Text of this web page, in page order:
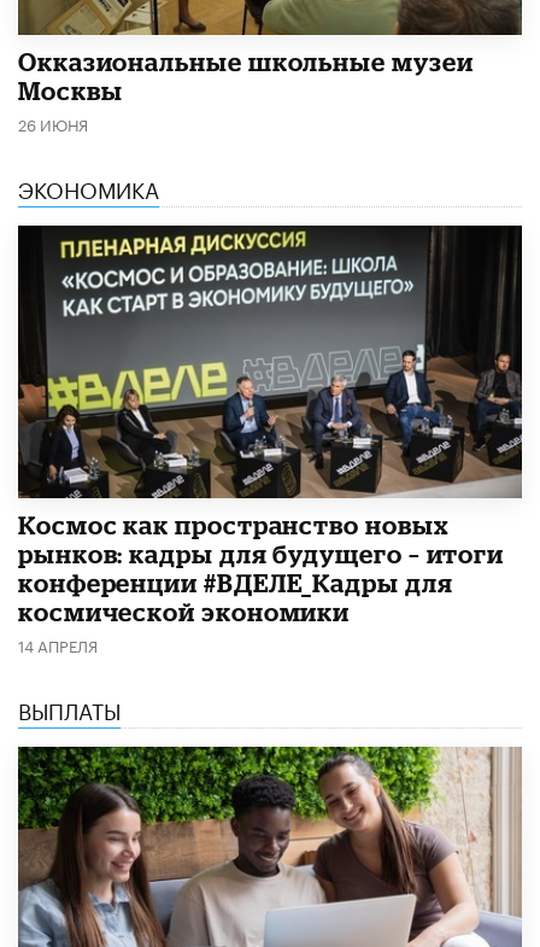
​Окказиональные школьные музеи
Москвы
26 ИЮНЯ
ЭКОНОМИКА
Космос как пространство новых
рынков: кадры для будущего – итоги
конференции #ВДЕЛЕ_Кадры для
космической экономики
14 АПРЕЛЯ
ВЫПЛАТЫ